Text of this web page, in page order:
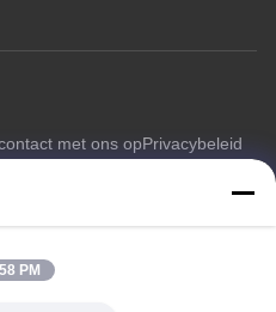
met ons opPrivacybeleid
PM